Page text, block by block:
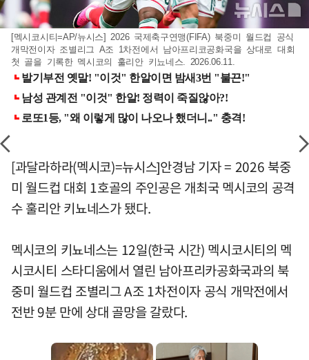
[멕시코시티=AP/뉴시스] 2026 국제축구연맹(FIFA) 북중미 월드컵 공식
개막전이자 조별리그 A조 1차전에서 남아프리코공화국을 상대로 대회
첫 골을 기록한 멕시코의 훌리안 키뇨네스. 2026.06.11.
[과달라하라(멕시코)=뉴시스]안경남 기자 = 2026 북중
미 월드컵 대회 1호골의 주인공은 개최국 멕시코의 공격
수 훌리안 키뇨네스가 됐다.
멕시코의 키뇨네스는 12일(한국 시간) 멕시코시티의 멕
시코시티 스타디움에서 열린 남아프리카공화국과의 북
중미 월드컵 조별리그 A조 1차전이자 공식 개막전에서
전반 9분 만에 상대 골망을 갈랐다.